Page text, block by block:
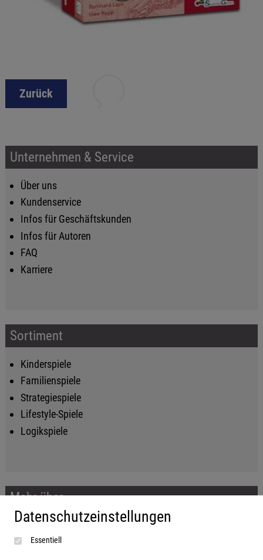
Zurück
Unternehmen & Service
Über uns
Kundenservice
Infos für Geschäftskunden
Infos für Autoren
FAQ
Karriere
Sortiment
Kinderspiele
Familienspiele
Strategiespiele
Lifestyle-Spiele
Logikspiele
Mehr über...
Impressum
AGB
Datenschutzeinstellungen
Essentiell